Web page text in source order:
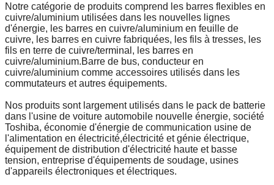
Notre catégorie de produits comprend les barres flexibles en
cuivre/aluminium utilisées dans les nouvelles lignes
d'énergie, les barres en cuivre/aluminium en feuille de
cuivre, les barres en cuivre fabriquées, les fils à tresses, les
fils en terre de cuivre/terminal, les barres en
cuivre/aluminium.Barre de bus, conducteur en
cuivre/aluminium comme accessoires utilisés dans les
commutateurs et autres équipements.
Nos produits sont largement utilisés dans le pack de batterie
dans l'usine de voiture automobile nouvelle énergie, société
Toshiba, économie d'énergie de communication usine de
l'alimentation en électricité,électricité et génie électrique,
équipement de distribution d'électricité haute et basse
tension, entreprise d'équipements de soudage, usines
d'appareils électroniques et électriques.